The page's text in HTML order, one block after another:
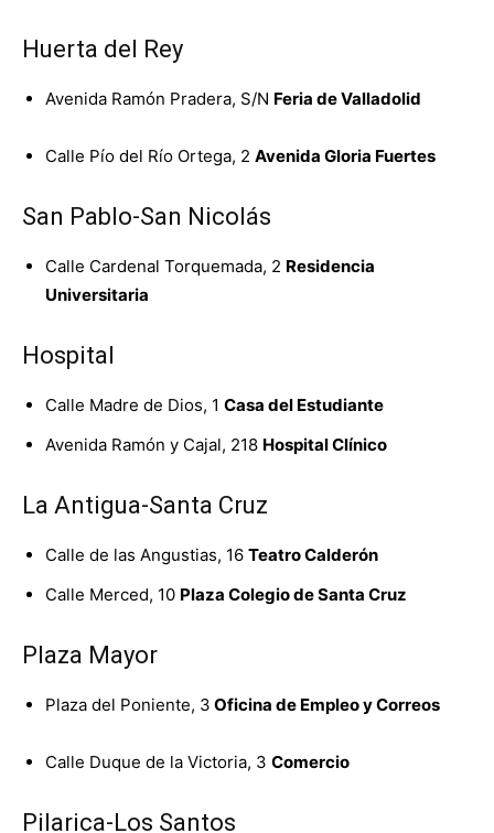
Huerta del Rey
Avenida Ramón Pradera, S/N Feria de Valladolid
Calle Pío del Río Ortega, 2 Avenida Gloria Fuertes
San Pablo-San Nicolás
Calle Cardenal Torquemada, 2 Residencia
Universitaria
Hospital
Calle Madre de Dios, 1 Casa del Estudiante
Avenida Ramón y Cajal, 218 Hospital Clínico
La Antigua-Santa Cruz
Calle de las Angustias, 16 Teatro Calderón
Calle Merced, 10 Plaza Colegio de Santa Cruz
Plaza Mayor
Plaza del Poniente, 3 Oficina de Empleo y Correos
Calle Duque de la Victoria, 3 Comercio
Pilarica-Los Santos